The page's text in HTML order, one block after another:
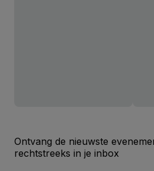
Ontvang de nieuwste
rechtstreeks in je inbox